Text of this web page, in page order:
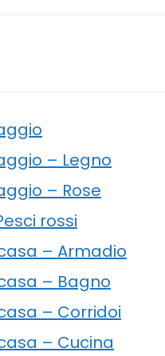
– Legno
– Rose
rossi
– Armadio
– Bagno
– Corridoi
– Cucina